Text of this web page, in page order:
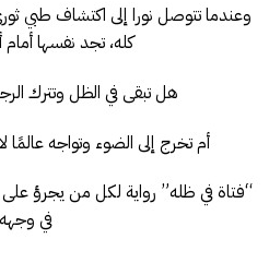
وعندما تتوصل نورا إلى اكتشاف طبي
كله، تجد نفسها
هل تبقى في الظل وتترك
أم تخرج إلى الضوء وتواجه عالمًا
“فتاة في ظله” رواية لكل من يجرؤ
في